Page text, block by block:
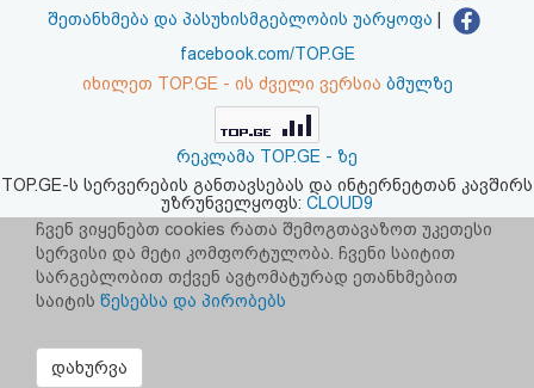
შეთანხმება
პასუხისმგებლობის
უარყოფა
შეთანხმება და პასუხისმგებლობის უარყოფა
facebook.com/TOP.GE
იხილეთ TOP.GE - ის ძველი ვერსია ბმულზე
რეკლამა TOP.GE - ზე
TOP.GE-ს სერვერების განთავსებას და ინტერნეტთან კავშირს
უზრუნველყოფს: CLOUD9
ჩვენ ვიყენებთ cookies რათა შემოგთავაზოთ უკეთესი
სერვისი და მეტი კომფორტულობა. ჩვენი საიტით
სარგებლობით თქვენ ავტომატურად ეთანხმებით
საიტის წესებსა და პირობებს
დახურვა